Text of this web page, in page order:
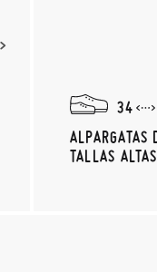
34
ALPARGATAS
TALLAS